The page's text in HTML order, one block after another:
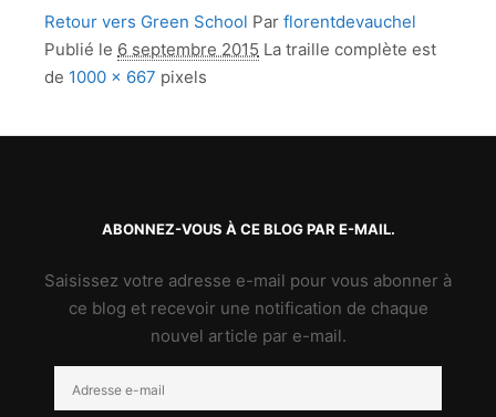
Retour vers Green School Par florentdevauchel
Publié le 6 septembre 2015 La traille complète est
de 1000 × 667 pixels
ABONNEZ-VOUS À CE BLOG PAR E-MAIL.
Saisissez votre adresse e-mail pour vous abonner à
ce blog et recevoir une notification de chaque
nouvel article par e-mail.
e-